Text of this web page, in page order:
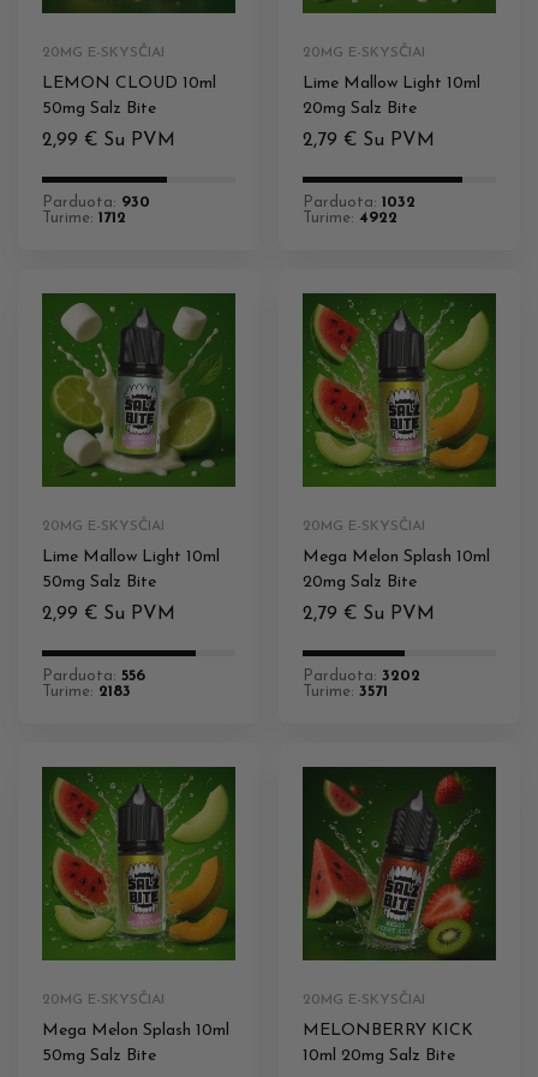
20MG E-SKYSČIAI
LEMON CLOUD 10ml
50mg Salz Bite
2,99 € Su PVM
Parduota: 930
Turime: 1712
20MG E-SKYSČIAI
Lime Mallow Light 10ml
20mg Salz Bite
2,79 € Su PVM
Parduota: 1032
Turime: 4922
20MG E-SKYSČIAI
Lime Mallow Light 10ml
50mg Salz Bite
2,99 € Su PVM
Parduota: 556
Turime: 2183
20MG E-SKYSČIAI
Mega Melon Splash 10ml
20mg Salz Bite
2,79 € Su PVM
Parduota: 3202
Turime: 3571
20MG E-SKYSČIAI
Mega Melon Splash 10ml
50mg Salz Bite
20MG E-SKYSČIAI
MELONBERRY KICK
10ml 20mg Salz Bite